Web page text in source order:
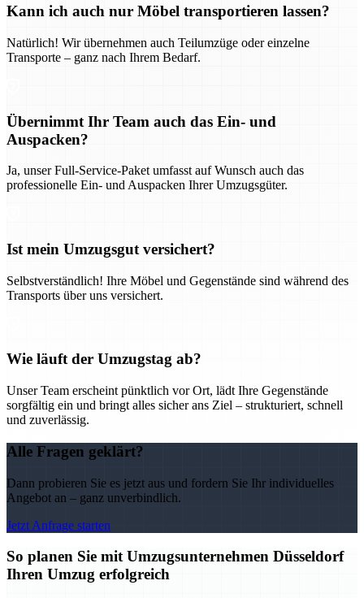
Kann ich auch nur Möbel transportieren lassen?
Natürlich! Wir übernehmen auch Teilumzüge oder einzelne
Transporte – ganz nach Ihrem Bedarf.
Übernimmt Ihr Team auch das Ein- und
Auspacken?
Ja, unser Full-Service-Paket umfasst auf Wunsch auch das
professionelle Ein- und Auspacken Ihrer Umzugsgüter.
Ist mein Umzugsgut versichert?
Selbstverständlich! Ihre Möbel und Gegenstände sind während des
Transports über uns versichert.
Wie läuft der Umzugstag ab?
Unser Team erscheint pünktlich vor Ort, lädt Ihre Gegenstände
sorgfältig ein und bringt alles sicher ans Ziel – strukturiert, schnell
und zuverlässig.
Alle Fragen geklärt?
Dann probieren Sie es jetzt aus und fordern Sie Ihr individuelles
Angebot an – ganz unverbindlich.
Jetzt Anfrage starten
So planen Sie mit Umzugsunternehmen Düsseldorf
Ihren Umzug erfolgreich